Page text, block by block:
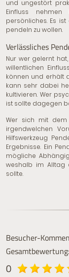
und ungestört
Einfluss
persönliches. Es
pendeln zu wollen.
Verlässliches
Nur wer gelernt
willentlichen
können und erhält
kann sehr dabei
kultivieren. Wer
ist sollte dagegen
Wer sich mit dem
irgendwelchen
Hilfswerkzeug
Ergebnisse. Ein
mögliche
weshalb im Alltag
sollte.
Besucher-
Gesamtbewertung:
0